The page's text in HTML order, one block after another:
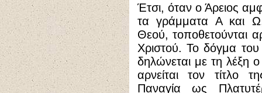
Έτσι, όταν ο Άρειος
τα γράμματα Α και
Θεού, τοποθετούνται
Χριστού. Το δόγμα του
δηλώνεται με τη λέξη
αρνείται τον τίτλο
Παναγία ως